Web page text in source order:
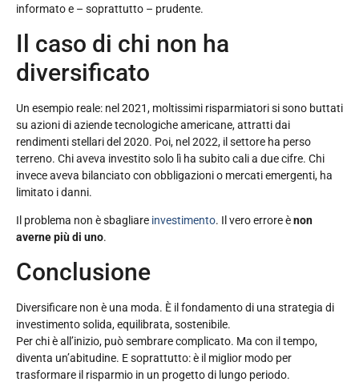
informato e – soprattutto – prudente.
Il caso di chi non ha
diversificato
Un esempio reale: nel 2021, moltissimi risparmiatori si sono buttati
su azioni di aziende tecnologiche americane, attratti dai
rendimenti stellari del 2020. Poi, nel 2022, il settore ha perso
terreno. Chi aveva investito solo lì ha subito cali a due cifre. Chi
invece aveva bilanciato con obbligazioni o mercati emergenti, ha
limitato i danni.
Il problema non è sbagliare investimento. Il vero errore ènon
averne più di uno.
Conclusione
Diversificare non è una moda. È il fondamento di una strategia di
investimento solida, equilibrata, sostenibile.
Per chi è all’inizio, può sembrare complicato. Ma con il tempo,
diventa un’abitudine. E soprattutto: è il miglior modo per
trasformare il risparmio in un progetto di lungo periodo.